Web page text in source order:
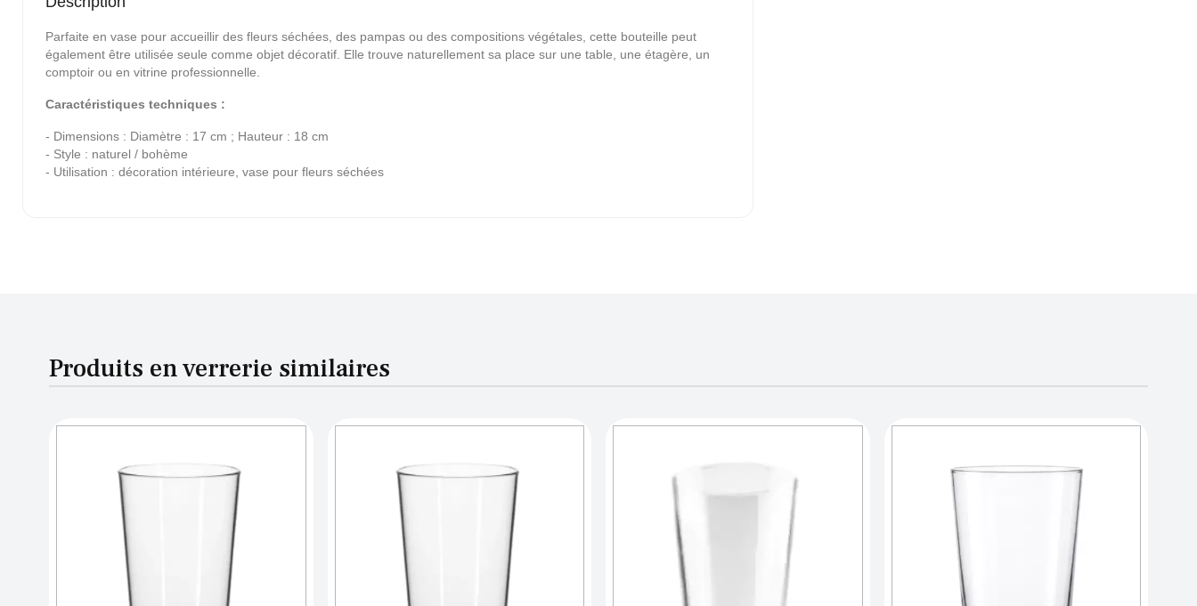
Parfaite en vase pour accueillir des fleurs séchées, des pampas ou des compositions végétales, cette bouteille peut
également être utilisée seule comme objet décoratif. Elle trouve naturellement sa place sur une table, une étagère, un
comptoir ou en vitrine professionnelle.
Caractéristiques techniques :
- Dimensions : Diamètre : 17 cm ; Hauteur : 18 cm
- Style : naturel / bohème
- Utilisation : décoration intérieure, vase pour fleurs séchées
Produits en verrerie similaires